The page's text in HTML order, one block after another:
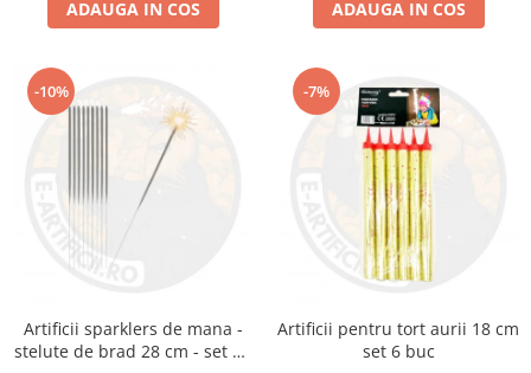
ADAUGA IN COS ADAUGA IN COS
-10%
Artificii sparklers de mana -
stelute de brad 28 cm - set 10
-7%
Artificii pentru tort aurii 18 cm
set 6 buc